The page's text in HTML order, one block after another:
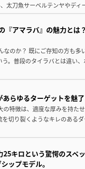
太刀魚サーベルテンヤやデ
『アマラバ』の魅力とは
のか？ 既にご存知の方も多
。普段のタイラバとは違い
らゆるターゲットを魅
特徴は、適度な厚みを持た
切り裂くようなキレのあるダ
25キロという驚愕のスペ
ップモデル。